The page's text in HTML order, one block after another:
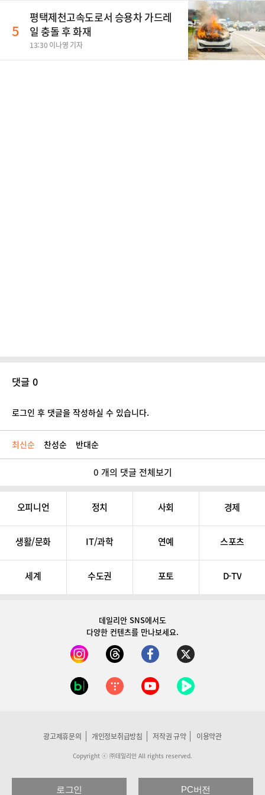
5
평택제천고속도로서 승용차 가드레
일 충돌 후 화재
13:30 이나영 기자
댓글 0
로그인 후 댓글을 작성하실 수 있습니다.
최신순 찬성순 반대순
0 개의 댓글 전체보기
오피니언 정치 사회 경제
생활/문화 IT/과학 연예 스포츠
세계 수도권 포토 D-TV
데일리안 SNS에서도
다양한 컨텐츠를 만나보세요.
광고제휴문의 개인정보취급방침 저작권 규약 이용약관
Copyright ⓒ ㈜데일리안 All rights reserved.
로그인 PC버전